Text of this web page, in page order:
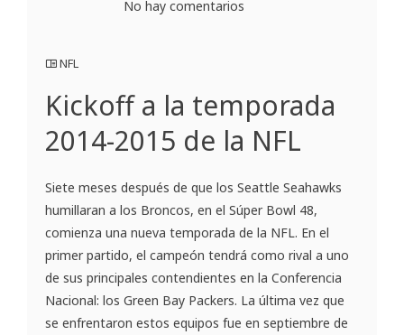
No hay comentarios
NFL
Kickoff a la temporada
2014-2015 de la NFL
Siete meses después de que los Seattle Seahawks
humillaran a los Broncos, en el Súper Bowl 48,
comienza una nueva temporada de la NFL. En el
primer partido, el campeón tendrá como rival a uno
de sus principales contendientes en la Conferencia
Nacional: los Green Bay Packers. La última vez que
se enfrentaron estos equipos fue en septiembre de